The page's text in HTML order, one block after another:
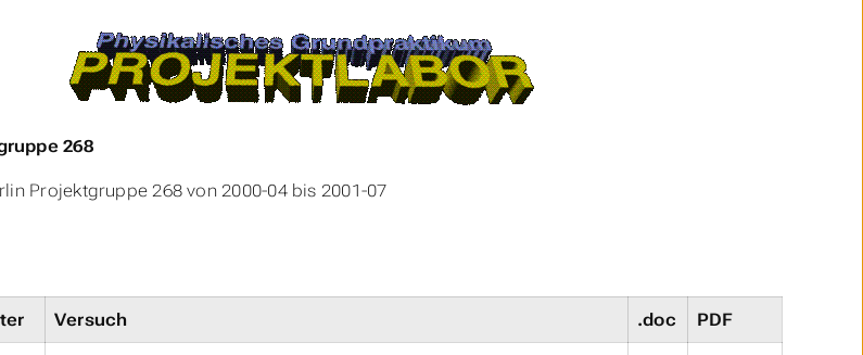
268
Projektgruppe 268 von 2000-04 bis 2001-07
Versuch .doc PDF